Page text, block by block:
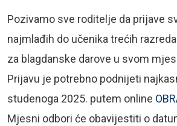
Pozivamo sve roditelje da prijave
najmlađih do učenika trećih
za blagdanske darove u svom
Prijavu je potrebno podnijeti
studenoga 2025. putem online
Mjesni odbori će obavijestiti o